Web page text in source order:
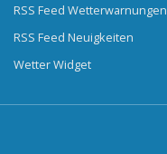
RSS Feed Wetterwarnungen
RSS Feed Neuigkeiten
Wetter Widget